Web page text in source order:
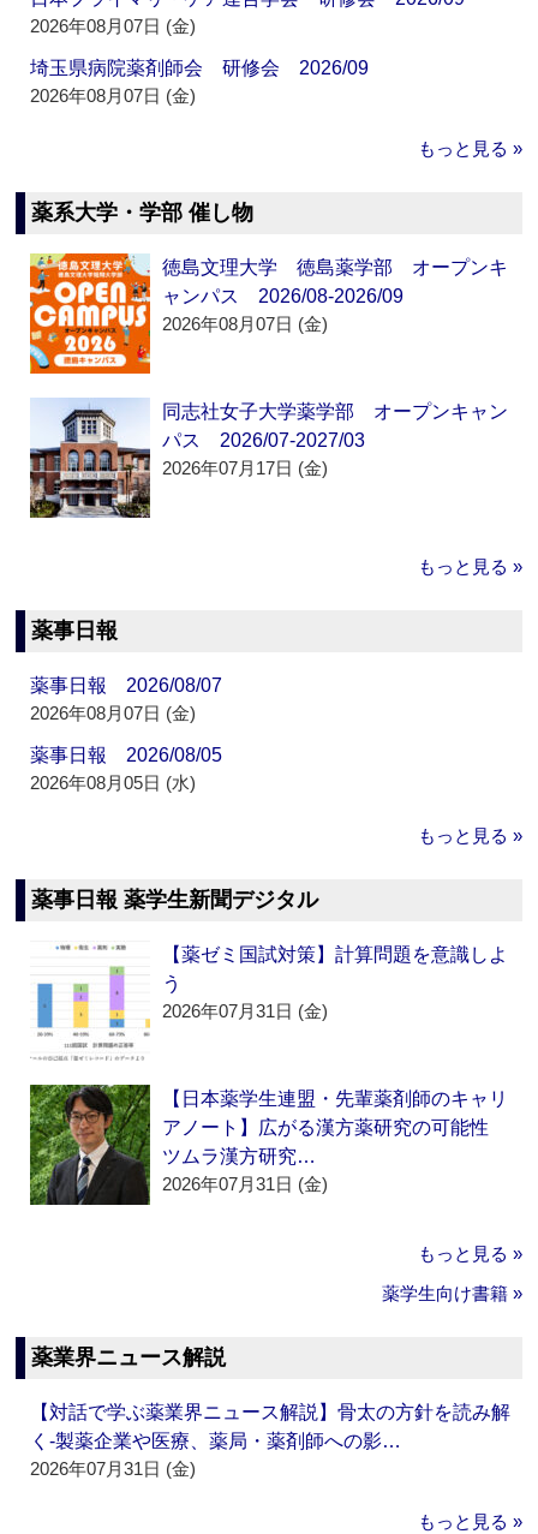
2026年08月07日 (金)
埼玉県病院薬剤師会 研修会 2026/09
2026年08月07日 (金)
もっと見る »
薬系大学・学部 催し物
徳島文理大学 徳島薬学部 オープンキ
ャンパス 2026/08-2026/09
2026年08月07日 (金)
同志社女子大学薬学部 オープンキャン
パス 2026/07-2027/03
2026年07月17日 (金)
もっと見る »
薬事日報
薬事日報 2026/08/07
2026年08月07日 (金)
薬事日報 2026/08/05
2026年08月05日 (水)
もっと見る »
薬事日報 薬学生新聞デジタル
【薬ゼミ国試対策】計算問題を意識しよ
う
2026年07月31日 (金)
【日本薬学生連盟・先輩薬剤師のキャリ
アノート】広がる漢方薬研究の可能性
ツムラ漢方研究…
2026年07月31日 (金)
もっと見る »
薬学生向け書籍 »
薬業界ニュース解説
【対話で学ぶ薬業界ニュース解説】骨太の方針を読み解
く‐製薬企業や医療、薬局・薬剤師への影…
2026年07月31日 (金)
もっと見る »